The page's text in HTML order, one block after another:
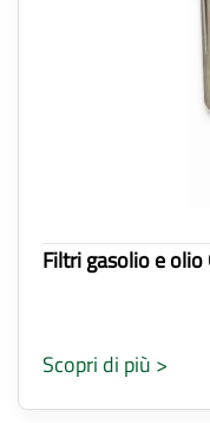
Filtri gasolio e
Scopri di più >